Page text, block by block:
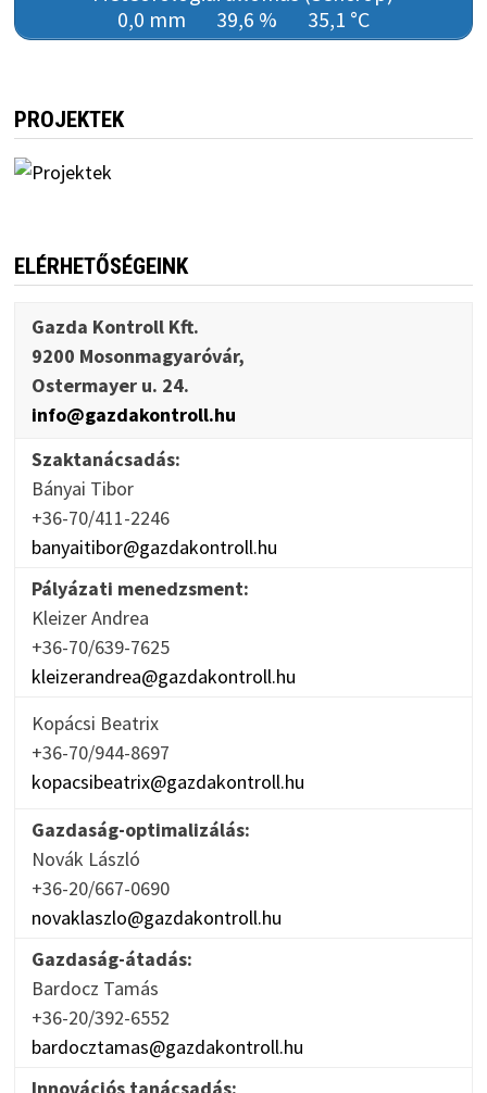
0,0 mm
39,6 % 35,1 °C
PROJEKTEK
ELÉRHETŐSÉGEINK
Gazda Kontroll Kft.
9200 Mosonmagyaróvár,
Ostermayer u. 24.
info@gazdakontroll.hu
Szaktanácsadás:
Bányai Tibor
+36-70/411-2246
banyaitibor@gazdakontroll.hu
Pályázati menedzsment:
Kleizer Andrea
+36-70/639-7625
kleizerandrea@gazdakontroll.hu
Kopácsi Beatrix
+36-70/944-8697
kopacsibeatrix@gazdakontroll.hu
Gazdaság-optimalizálás:
Novák László
+36-20/667-0690
novaklaszlo@gazdakontroll.hu
Gazdaság-átadás:
Bardocz Tamás
+36-20/392-6552
bardocztamas@gazdakontroll.hu